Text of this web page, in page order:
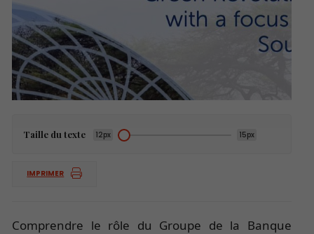
Taille du texte 12px 15px
IMPRIMER
Comprendre le rôle du Groupe de la Banque